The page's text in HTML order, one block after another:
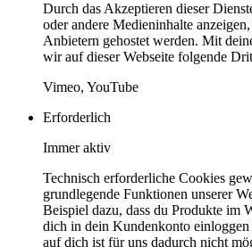
Durch das Akzeptieren dieser
oder andere Medieninhalte
Anbietern gehostet werden. Mit
wir auf dieser Webseite folgende
Vimeo, YouTube
Erforderlich
Immer aktiv
Technisch erforderliche Cookies
grundlegende Funktionen unserer
Beispiel dazu, dass du Produkte im
dich in dein Kundenkonto
auf dich ist für uns dadurch nicht